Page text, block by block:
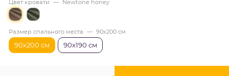
Цвет кровати — Newtone honey
Размер спального места — 90х200 см
90х200 см 90х190 см